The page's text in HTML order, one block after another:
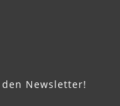
Newsletter!